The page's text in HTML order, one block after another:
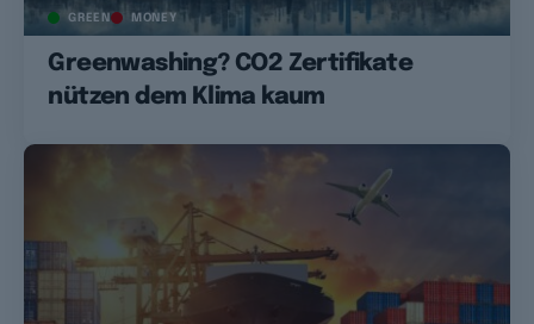
GREEN MONEY
Greenwashing? CO2 Zertifikate
nützen dem Klima kaum